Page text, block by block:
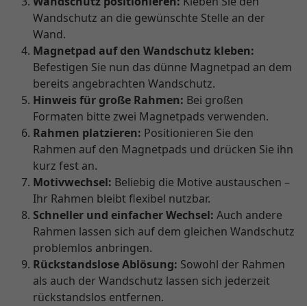
Wandschutz an die gewünschte Stelle an der
Wand.
Magnetpad auf den Wandschutz kleben:
Befestigen Sie nun das dünne Magnetpad an dem
bereits angebrachten Wandschutz.
Hinweis für große Rahmen: Bei großen
Formaten bitte zwei Magnetpads verwenden.
Rahmen platzieren: Positionieren Sie den
Rahmen auf den Magnetpads und drücken Sie ihn
kurz fest an.
Motivwechsel: Beliebig die Motive austauschen –
Ihr Rahmen bleibt flexibel nutzbar.
Schneller und einfacher Wechsel: Auch andere
Rahmen lassen sich auf dem gleichen Wandschutz
problemlos anbringen.
Rückstandslose Ablösung: Sowohl der Rahmen
als auch der Wandschutz lassen sich jederzeit
rückstandslos entfernen.